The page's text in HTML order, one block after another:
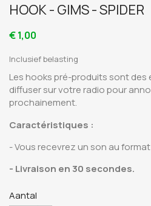
HOOK - GIMS - SPIDER
€ 1,00
Inclusief belasting
Les hooks pré-produits sont des
diffuser sur votre radio pour
prochainement.
Caractéristiques :
- Vous recevrez un son au format
- Livraison en 30 secondes.
Aantal